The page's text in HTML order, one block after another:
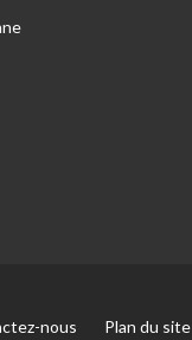
nous Plan du site